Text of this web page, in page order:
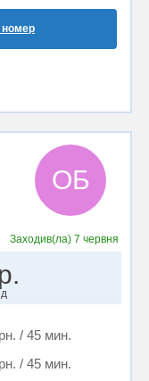
номер
ОБ
Заходив(ла) 7 червня
/ 45 мин.
/ 45 мин.